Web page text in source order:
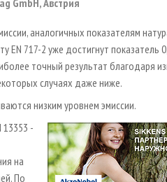
GmbH, Австрия
аналогичных показателям
EN 717-2 уже достигнут показатель
точный результат благодаря
случаях даже ниже.
низким уровнем эмиссии.
-
на
По